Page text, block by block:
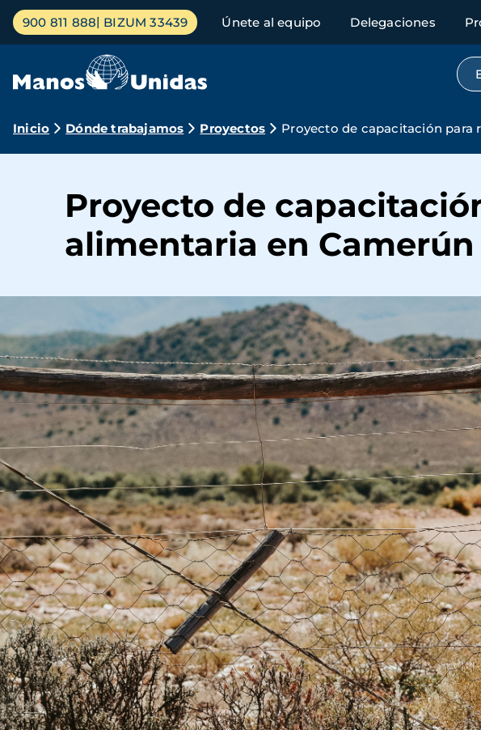
Pasar
contenido
Menú
principal
900 811 888 BIZUM 33439 Únete al equipo Delegaciones
Ruta
navegación
Inicio Dónde trabajamos Proyectos Proyecto de capacitación para
Proyecto de
alimentaria en